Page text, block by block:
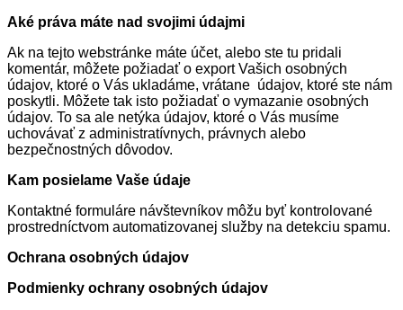
Aké práva máte nad svojimi údajmi
Ak na tejto webstránke máte účet, alebo ste tu pridali
komentár, môžete požiadať o export Vašich osobných
údajov, ktoré o Vás ukladáme, vrátane údajov, ktoré ste nám
poskytli. Môžete tak isto požiadať o vymazanie osobných
údajov. To sa ale netýka údajov, ktoré o Vás musíme
uchovávať z administratívnych, právnych alebo
bezpečnostných dôvodov.
Kam posielame Vaše údaje
Kontaktné formuláre návštevníkov môžu byť kontrolované
prostredníctvom automatizovanej služby na detekciu spamu.
Ochrana osobných údajov
Podmienky ochrany osobných údajov